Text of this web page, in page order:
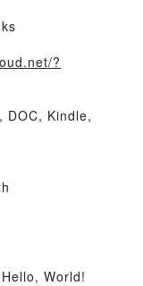
?
DOC, Kindle,
World!